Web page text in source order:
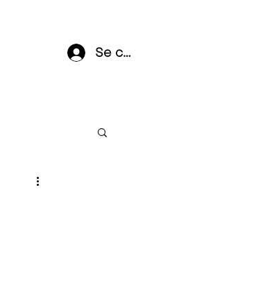
Se connecter